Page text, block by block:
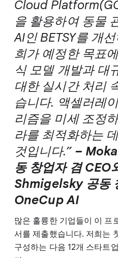
Cloud
을 활용하여 동물
AI인 BETSY를 개
희가 예정한 목표
식 모델 개발과 대
대한 실시간 처리
습니다. 액셀러레
리즘을 미세 조정
라를 최적화하는
것입니다.” –
동 창업자 겸
Shmigelsky 공동
OneCup AI
많은 훌륭한 기업들이 이 프
서를 제출했습니다. 저희는
구성하는 다음 12개 스타트